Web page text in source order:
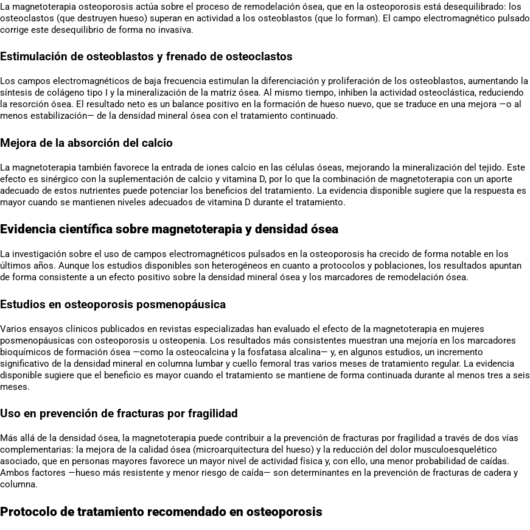
La magnetoterapia osteoporosis actúa sobre el proceso de remodelación ósea, que en la osteoporosis está desequilibrado: los
osteoclastos (que destruyen hueso) superan en actividad a los osteoblastos (que lo forman). El campo electromagnético pulsado
corrige este desequilibrio de forma no invasiva.
Estimulación de osteoblastos y frenado de osteoclastos
Los campos electromagnéticos de baja frecuencia estimulan la diferenciación y proliferación de los osteoblastos, aumentando la
síntesis de colágeno tipo I y la mineralización de la matriz ósea. Al mismo tiempo, inhiben la actividad osteoclástica, reduciendo
la resorción ósea. El resultado neto es un balance positivo en la formación de hueso nuevo, que se traduce en una mejora —o al
menos estabilización— de la densidad mineral ósea con el tratamiento continuado.
Mejora de la absorción del calcio
La magnetoterapia también favorece la entrada de iones calcio en las células óseas, mejorando la mineralización del tejido. Este
efecto es sinérgico con la suplementación de calcio y vitamina D, por lo que la combinación de magnetoterapia con un aporte
adecuado de estos nutrientes puede potenciar los beneficios del tratamiento. La evidencia disponible sugiere que la respuesta es
mayor cuando se mantienen niveles adecuados de vitamina D durante el tratamiento.
Evidencia científica sobre magnetoterapia y densidad ósea
La investigación sobre el uso de campos electromagnéticos pulsados en la osteoporosis ha crecido de forma notable en los
últimos años. Aunque los estudios disponibles son heterogéneos en cuanto a protocolos y poblaciones, los resultados apuntan
de forma consistente a un efecto positivo sobre la densidad mineral ósea y los marcadores de remodelación ósea.
Estudios en osteoporosis posmenopáusica
Varios ensayos clínicos publicados en revistas especializadas han evaluado el efecto de la magnetoterapia en mujeres
posmenopáusicas con osteoporosis u osteopenia. Los resultados más consistentes muestran una mejoría en los marcadores
bioquímicos de formación ósea —como la osteocalcina y la fosfatasa alcalina— y, en algunos estudios, un incremento
significativo de la densidad mineral en columna lumbar y cuello femoral tras varios meses de tratamiento regular. La evidencia
disponible sugiere que el beneficio es mayor cuando el tratamiento se mantiene de forma continuada durante al menos tres a seis
meses.
Uso en prevención de fracturas por fragilidad
Más allá de la densidad ósea, la magnetoterapia puede contribuir a la prevención de fracturas por fragilidad a través de dos vías
complementarias: la mejora de la calidad ósea (microarquitectura del hueso) y la reducción del dolor musculoesquelético
asociado, que en personas mayores favorece un mayor nivel de actividad física y, con ello, una menor probabilidad de caídas.
Ambos factores —hueso más resistente y menor riesgo de caída— son determinantes en la prevención de fracturas de cadera y
columna.
Protocolo de tratamiento recomendado en osteoporosis